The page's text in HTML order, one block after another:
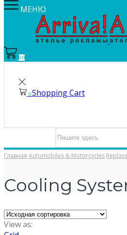
МЕНЮ
00
0Shopping Cart
Главная Automobiles & Motorcycles
Cooling
View as: